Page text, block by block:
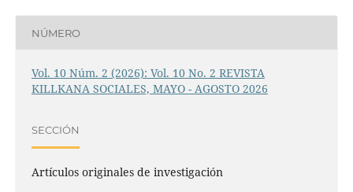
NÚMERO
Vol. 10 Núm. 2 (2026): Vol. 10 No. 2 REVISTA
KILLKANA SOCIALES, MAYO - AGOSTO 2026
SECCIÓN
Artículos originales de investigación